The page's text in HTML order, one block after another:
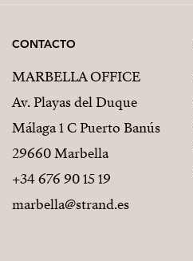
demasiado con nadie.
CONTACTO
MARBELLA OFFICE
Av. Playas del Duque
Málaga 1 C Puerto Banús
29660 Marbella
+34 676 90 15 19
marbella@strand.es